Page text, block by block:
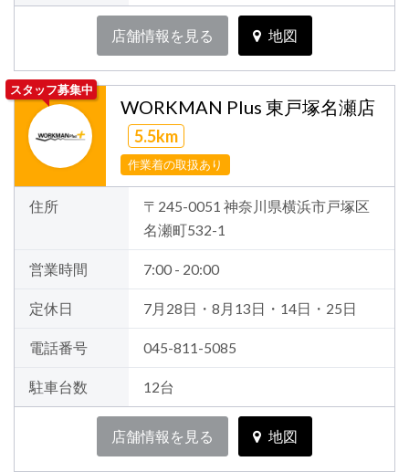
店舗情報を見る 地図
スタッフ募集中
WORKMAN Plus 東戸塚名瀬店
5.5km
作業着の取扱あり
住所
〒245-0051 神奈川県横浜市戸塚区
名瀬町532-1
営業時間 7:00 - 20:00
定休日 7月28日・8月13日・14日・25日
電話番号 045-811-5085
駐車台数 12台
店舗情報を見る 地図